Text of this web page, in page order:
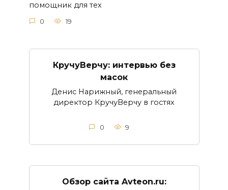
помощник для тех
0 19
КручуВерчу: интервью без
масок
Денис Нарижный, генеральный
директор КручуВерчу в гостях
0 9
Обзор сайта Avteon.ru: